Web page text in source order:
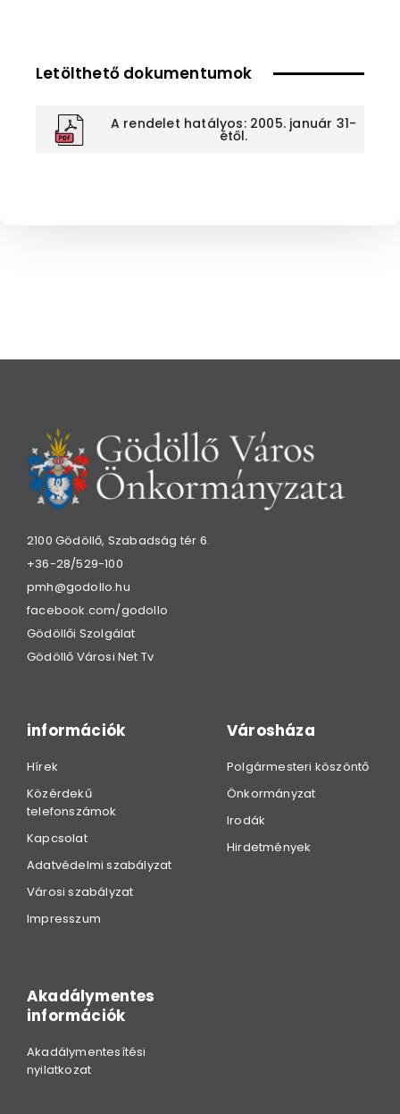
Letölthető dokumentumok
A rendelet hatályos: 2005. január 31-
étől.
2100 Gödöllő, Szabadság tér 6.
+36-28/529-100
pmh@godollo.hu
facebook.com/godollo
Gödöllői Szolgálat
Gödöllő Városi Net Tv
információk
Hírek
Közérdekű
telefonszámok
Kapcsolat
Adatvédelmi szabályzat
Városi szabályzat
Impresszum
Városháza
Polgármesteri köszöntő
Önkormányzat
Irodák
Hirdetmények
Akadálymentes
információk
Akadálymentesítési
nyilatkozat